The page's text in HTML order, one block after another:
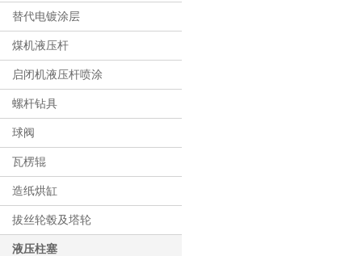
替代电镀涂层
煤机液压杆
启闭机液压杆喷涂
螺杆钻具
球阀
瓦楞辊
造纸烘缸
拔丝轮毂及塔轮
液压柱塞